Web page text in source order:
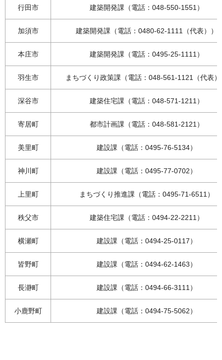
行田市 建築開発課（電話：048-550-1551）
加須市 建築開発課（電話：0480-62-1111（代表））
本庄市 建築開発課（電話：0495-25-1111）
羽生市 まちづくり政策課（電話：048-561-1121（代表
深谷市 建築住宅課（電話：048-571-1211）
寄居町 都市計画課（電話：048-581-2121）
美里町 建設課（電話：0495-76-5134）
神川町 建設課（電話：0495-77-0702）
上里町 まちづくり推進課（電話：0495-71-6511）
秩父市 建築住宅課（電話：0494-22-2211）
横瀬町 建設課（電話：0494-25-0117）
皆野町 建設課（電話：0494-62-1463）
長瀞町 建設課（電話：0494-66-3111）
小鹿野町 建設課（電話：0494-75-5062）